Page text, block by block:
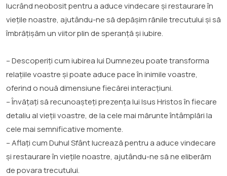
lucrând neobosit pentru a aduce vindecare și restaurare în
viețile noastre, ajutându-ne să depășim rănile trecutului și să
îmbrățișăm un viitor plin de speranță și iubire.
– Descoperiți cum iubirea lui Dumnezeu poate transforma
relațiile voastre și poate aduce pace în inimile voastre,
oferind o nouă dimensiune fiecărei interacțiuni.
– Învățați să recunoașteți prezența lui Isus Hristos în fiecare
detaliu al vieții voastre, de la cele mai mărunte întâmplări la
cele mai semnificative momente.
– Aflați cum Duhul Sfânt lucrează pentru a aduce vindecare
și restaurare în viețile noastre, ajutându-ne să ne eliberăm
de povara trecutului.